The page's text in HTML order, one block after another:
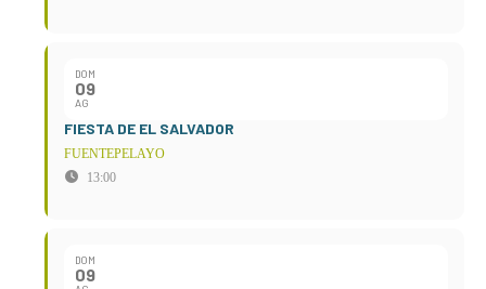
DOM
09
AG
FIESTA DE EL SALVADOR
FUENTEPELAYO
13:00
DOM
09